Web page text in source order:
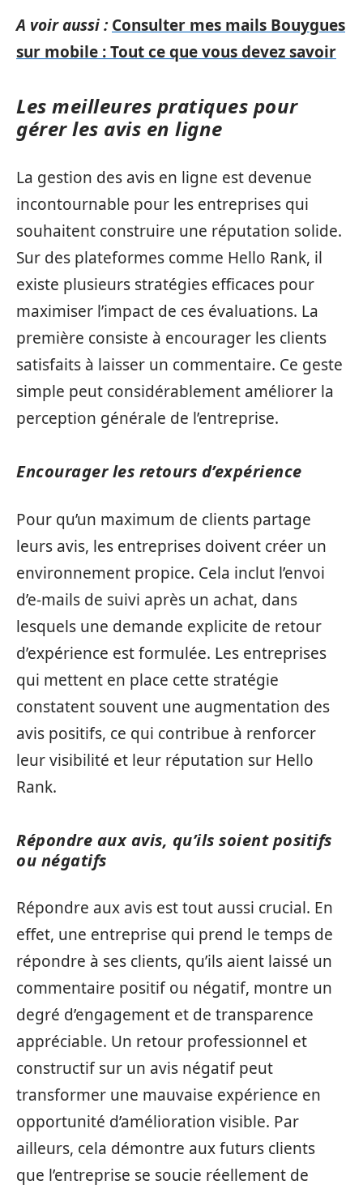
A voir aussi : Consulter mes mails Bouygues
sur mobile : Tout ce que vous devez savoir
Les meilleures pratiques pour
gérer les avis en ligne
La gestion des avis en ligne est devenue
incontournable pour les entreprises qui
souhaitent construire une réputation solide.
Sur des plateformes comme Hello Rank, il
existe plusieurs stratégies efficaces pour
maximiser l’impact de ces évaluations. La
première consiste à encourager les clients
satisfaits à laisser un commentaire. Ce geste
simple peut considérablement améliorer la
perception générale de l’entreprise.
Encourager les retours d’expérience
Pour qu’un maximum de clients partage
leurs avis, les entreprises doivent créer un
environnement propice. Cela inclut l’envoi
d’e-mails de suivi après un achat, dans
lesquels une demande explicite de retour
d’expérience est formulée. Les entreprises
qui mettent en place cette stratégie
constatent souvent une augmentation des
avis positifs, ce qui contribue à renforcer
leur visibilité et leur réputation sur Hello
Rank.
Répondre aux avis, qu’ils soient positifs
ou négatifs
Répondre aux avis est tout aussi crucial. En
effet, une entreprise qui prend le temps de
répondre à ses clients, qu’ils aient laissé un
commentaire positif ou négatif, montre un
degré d’engagement et de transparence
appréciable. Un retour professionnel et
constructif sur un avis négatif peut
transformer une mauvaise expérience en
opportunité d’amélioration visible. Par
ailleurs, cela démontre aux futurs clients
que l’entreprise se soucie réellement de